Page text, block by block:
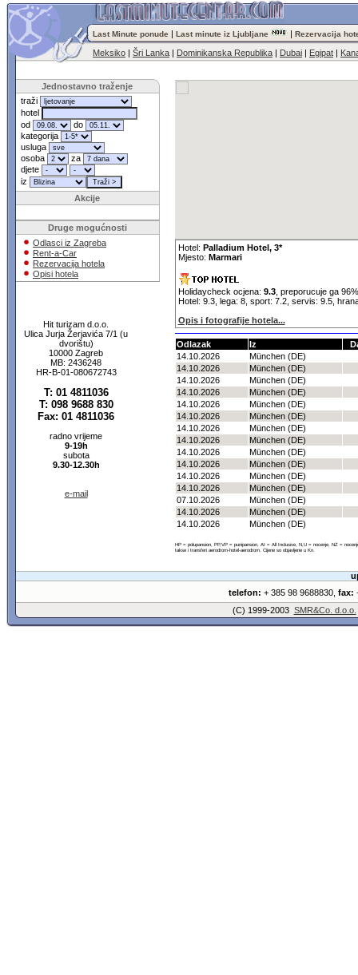
Last Minute ponude | Last minute iz Ljubljane | Rezervacija
Meksiko | Šri Lanka | Dominikanska Republika | Dubai | Egipat |
Jednostavno traženje
traži
hotel
od
do
kategorija
usluga
osoba
za
djete
iz
Akcije
Druge mogućnosti
Odlasci iz Zagreba
Rent-a-Car
Rezervacija hotela
Opisi hotela
Hit turizam d.o.o.
Ulica Jurja Žerjavića 7/1 (u
dvorištu)
10000 Zagreb
MB: 2436248
HR-B-01-080672743
T: 01 4811036
T: 098 9688 830
Fax: 01 4811036
radno vrijeme
9-19h
subota
9.30-12.30h
e-mail
Hotel: Palladium Hotel, 3*
Mjesto: Marmari
Holidaycheck ocjena: 9.3, preporucuje ga
Hotel: 9.3, lega: 8, sport: 7.2, servis: 9.5,
Opis i fotografije hotela...
Odlazak Iz
14.10.2026
München (DE)
14.10.2026
München (DE)
14.10.2026
München (DE)
14.10.2026
München (DE)
14.10.2026
München (DE)
14.10.2026
München (DE)
14.10.2026
München (DE)
14.10.2026
München (DE)
14.10.2026
München (DE)
14.10.2026
München (DE)
14.10.2026
München (DE)
14.10.2026
München (DE)
07.10.2026
München (DE)
14.10.2026
München (DE)
14.10.2026
München (DE)
HP = polupansion, PP,VP = punipansion, AI = All Inclusive, N,U = nocenje, NZ =
takse i transferi aerodrom-hotel-aerodrom. Cijene so objavljene u Kn.
telefon: + 385 98 9688830, fax:
(C) 1999-2003 SMR&Co. d.o.o.